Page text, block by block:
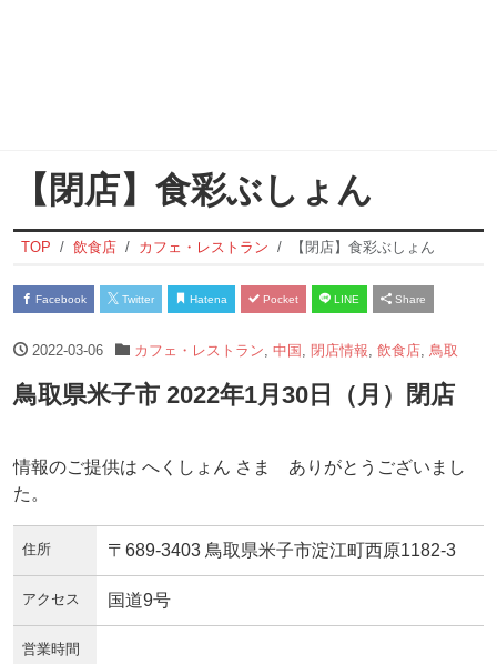
【閉店】食彩ぶしょん
TOP 飲食店 カフェ・レストラン 【閉店】食彩ぶしょん
Facebook Twitter Hatena Pocket LINE Share
2022-03-06 カフェ・レストラン 中国 閉店情報 飲食店, 鳥取
鳥取県米子市 2022年1月30日（月）閉店
情報のご提供は へくしょん さま ありがとうございまし
た。
住所 〒689-3403 鳥取県米子市淀江町西原1182-3
アクセス 国道9号
営業時間